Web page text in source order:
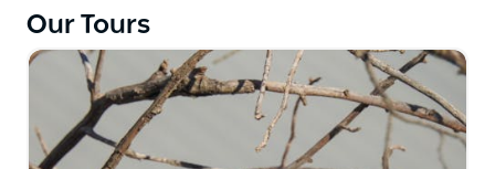
소규모 그룹 투어에만 전념합니다.
Our Tours